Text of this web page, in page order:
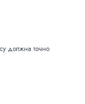
должна точно